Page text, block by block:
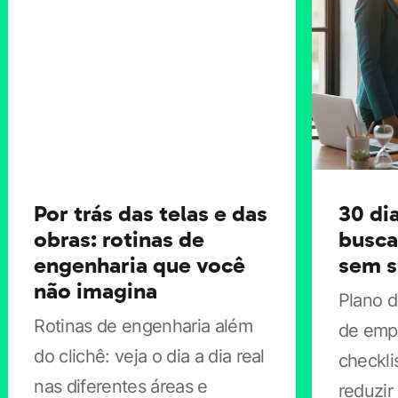
Globo em 2017, em que trabalhava há 10 anos, e abriu a
Aqui, nós deixamos uma reflexão: então, por que não
aproveitar o LinkedIn de uma maneira mais proveitosa?
plataforma?
[caption id="attachment_205386" align="aligncenter"
width="600"]
Por trás das telas e das
obras: rotinas de
engenharia que você
não imagina
Rotinas de engenharia além
do clichê: veja o dia a dia real
nas diferentes áreas e
30
sem
Plano
de
reduzir